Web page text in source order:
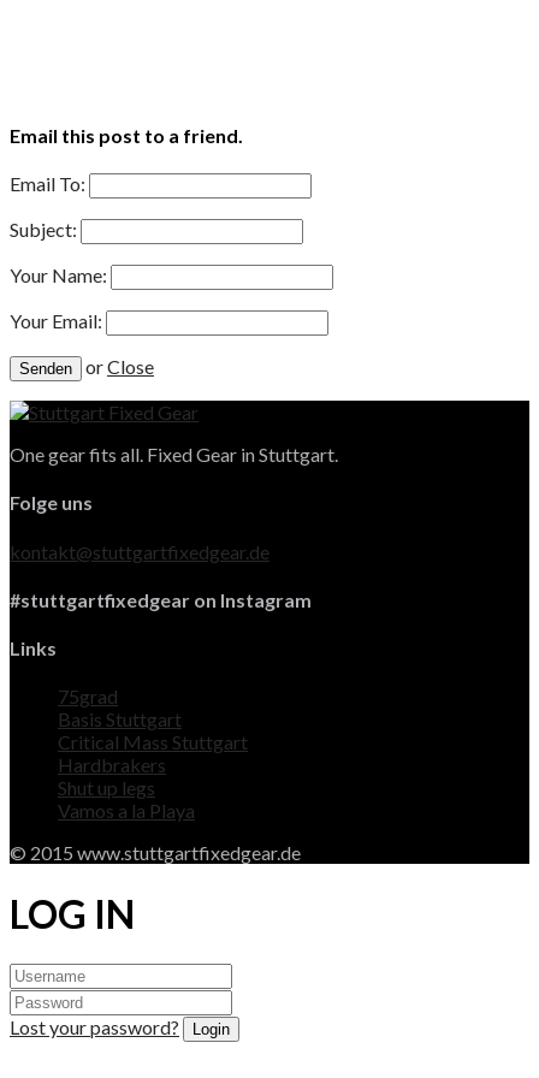
Email this post to a friend.
Email To:
Subject:
Your Name:
Your Email:
orClose
One gear fits all. Fixed Gear in Stuttgart.
Folge uns
kontakt@stuttgartfixedgear.de
#stuttgartfixedgear on Instagram
Links
75grad
Basis Stuttgart
Critical Mass Stuttgart
Hardbrakers
Shut up legs
Vamos a la Playa
© 2015 www.stuttgartfixedgear.de
LOG IN
Lost your password?